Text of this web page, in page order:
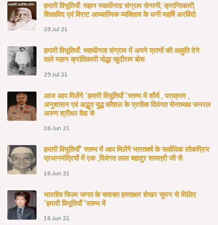
हमारी विभूतियाँ: महान स्वाधीनता संग्राम सेनानी, क्रान्तिकारी,
शिक्षाविद एवं विराट आध्यात्मिक व्यक्तित्व के धनी महर्षि अरविंदो
29 Jul 21
हमारी विभूतियाँ: स्वाधीनता संग्राम में अपने प्राणों की आहुति देने
वाले महान क्रांतिकारी योद्धा खुदीराम बोस
29 Jul 21
आज आप मिलेंगे 'हमारी विभूतियाँ 'स्तम्भ में शौर्य , पराक्रम ,
अनुशासन एवं अद्भुत युद्ध कौशल के प्रतीक दिवंगत सेनाध्यक्ष जनरल
अरुण श्रीधर वैद्य से
16 Jun 21
हमारी विभूतियाँ’ स्तम्भ में आप मिलेंगे भारतवर्ष के सर्वाधिक लोकप्रिय
प्रधानमंत्रियों में एक ,दिवंगत लाल बहादुर शास्त्री जी से
16 Jun 21
भारतीय फिल्म जगत के सशक्त हस्ताक्षर शेखर सुमन से मिलिए
'हमारी विभूतियाँ 'स्तम्भ में
16 Jun 21